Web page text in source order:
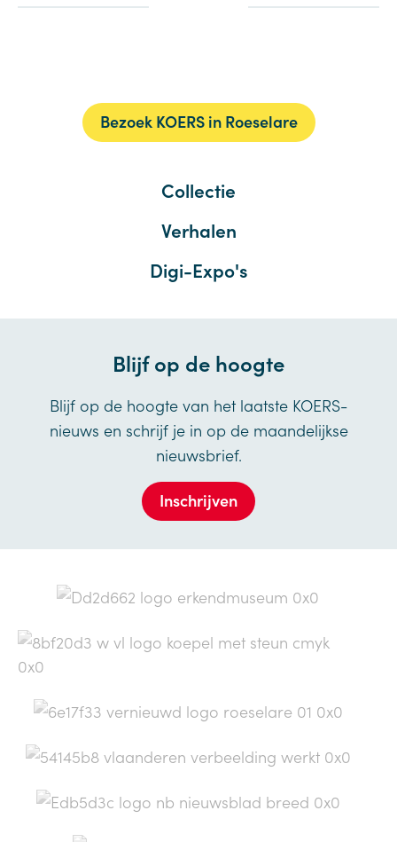
Bezoek KOERS in Roeselare
Collectie
Verhalen
Digi-Expo's
Blijf op de hoogte
Blijf op de hoogte van het laatste KOERS-
nieuws en schrijf je in op de maandelijkse
nieuwsbrief.
Inschrijven